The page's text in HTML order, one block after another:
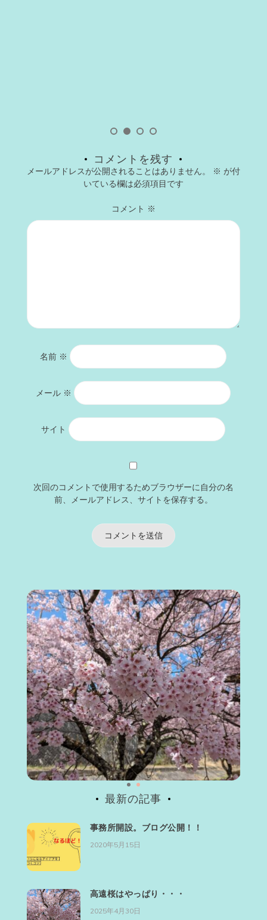
コメントを残す
メールアドレスが公開されることはありません。 ※ が付
いている欄は必須項目です
コメント ※
名前 ※
メール ※
サイト
次回のコメントで使用するためブラウザーに自分の名
前、メールアドレス、サイトを保存する。
最新の記事
事務所開設。ブログ公開！！
2020年5月15日
高遠桜はやっぱり・・・
2025年4月30日